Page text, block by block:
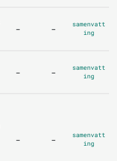
- -
samenvatt
ing
- -
samenvatt
ing
- -
samenvatt
ing